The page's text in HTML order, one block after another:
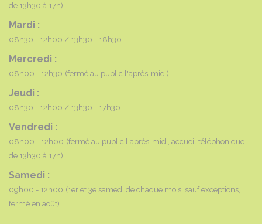
de 13h30 à 17h)
Mardi :
08h30 - 12h00 13h30 - 18h30
Mercredi :
08h00 - 12h30 (fermé au public l'après-midi)
Jeudi :
08h30 - 12h00 13h30 - 17h30
Vendredi :
08h00 - 12h00 (fermé au public l'après-midi, accueil téléphonique
de 13h30 à 17h)
Samedi :
09h00 - 12h00 (1er et 3e samedi de chaque mois, sauf exceptions,
fermé en août)